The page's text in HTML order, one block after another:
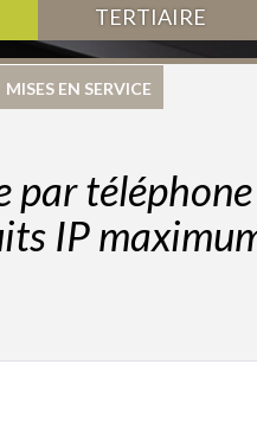
TERTIAIRE
MISES EN SERVICE
par
IP